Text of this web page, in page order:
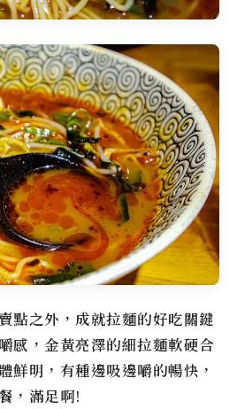
點之外，成就拉麵的好吃關鍵
感，金黃亮澤的細拉麵軟硬合
鮮明，有種邊吸邊嚼的暢快，
，滿足啊!